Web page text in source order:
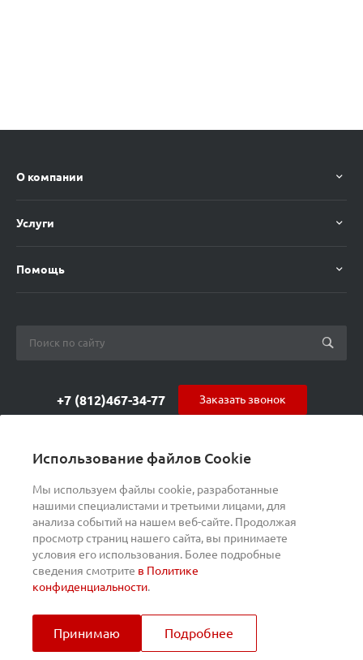
Использование файлов Cookie
Мы используем файлы cookie, разработанные
нашими специалистами и третьими лицами, для
анализа событий на нашем веб-сайте. Продолжая
просмотр страниц нашего сайта, вы принимаете
условия его использования. Более подробные
сведения смотрите в Политике
конфиденциальности.
Принимаю Подробнее
О компании
Услуги
Помощь
+7 (812)467-34-77
ул. Курчатова 9 (БЦ МАГНЕТОН)
Заказать звонок